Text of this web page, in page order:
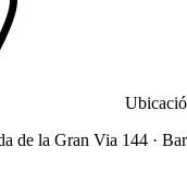
de la Gran Via 144 ·